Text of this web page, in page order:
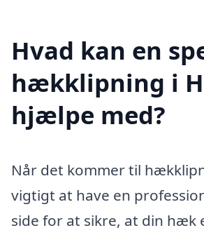
Hvad kan en
hækklipning i
hjælpe med?
Når det kommer til
vigtigt at have en
side for at sikre, at din hæk